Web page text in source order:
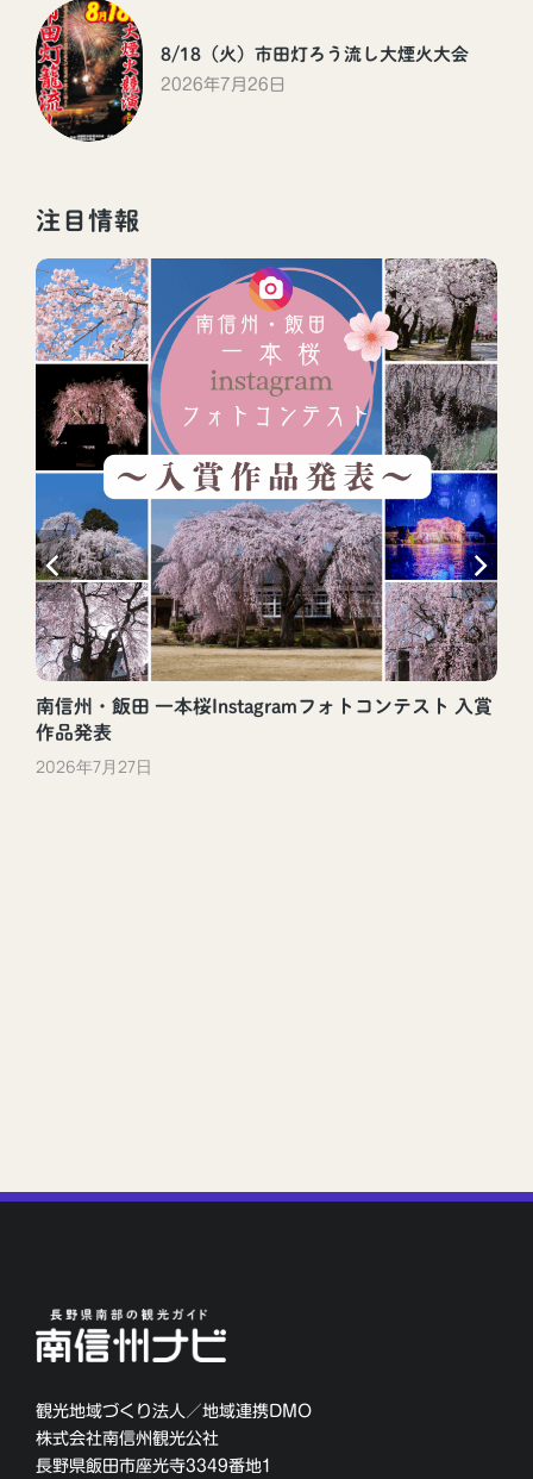
8/18（火）市田灯ろう流し大煙火大会
2026年7月26日
注目情報
南信州・飯田 一本桜Instagramフォトコンテスト 入賞
作品発表
2026年7月27日
観光地域づくり法人／地域連携DMO
株式会社南信州観光公社
長野県飯田市座光寺3349番地1